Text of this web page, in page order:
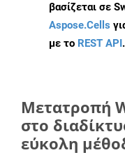
βασίζεται σε
Aspose.Cells
με το REST API.
Μετατροπή
στο
εύκολη